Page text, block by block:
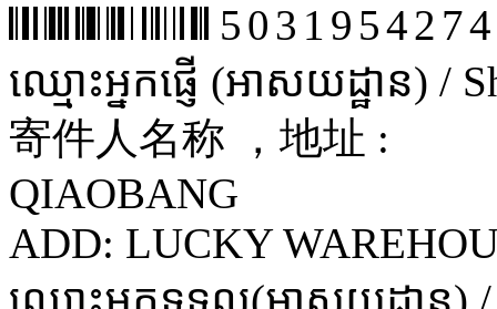
5031954274
ឈ្មោះអ្នកផ្ញើ (អាសយដ្ឋាន) /
寄件人名称 ，地址 :
QIAOBANG
ADD: LUCKY